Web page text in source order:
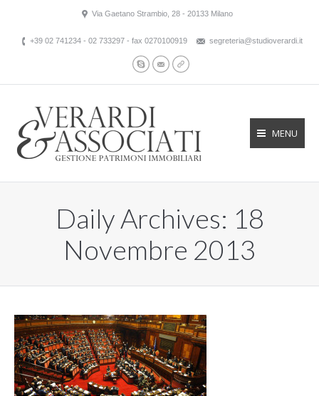
Via Gaetano Strambio, 28 - 20133 Milano
+39 02 741234 - 02 733297 - fax 0270100919 segreteria@studioverardi.it
SkypeMail Website
MENU
Daily Archives: 18
Novembre 2013